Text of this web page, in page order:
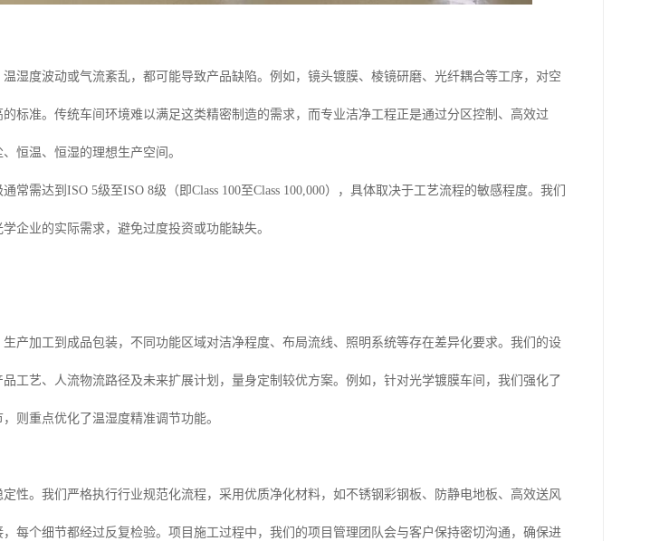
湿度波动或气流紊乱，都可能导致产品缺陷。例如，镜头镀膜、棱镜研磨、光纤耦合等工序，对空
标准。传统车间环境难以满足这类精密制造的需求，而专业洁净工程正是通过分区控制、高效过
恒温、恒湿的理想生产空间。
常需达到ISO 5级至ISO 8级（即Class 100至Class 100,000），具体取决于工艺流程的敏感程度。我们
企业的实际需求，避免过度投资或功能缺失。
产加工到成品包装，不同功能区域对洁净程度、布局流线、照明系统等存在差异化要求。我们的设
工艺、人流物流路径及未来扩展计划，量身定制较优方案。例如，针对光学镀膜车间，我们强化了
则重点优化了温湿度精准调节功能。
性。我们严格执行行业规范化流程，采用优质净化材料，如不锈钢彩钢板、防静电地板、高效送风
每个细节都经过反复检验。项目施工过程中，我们的项目管理团队会与客户保持密切沟通，确保进